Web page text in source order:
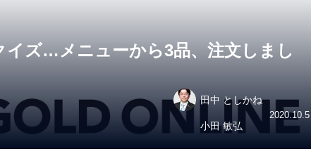
イズ…メニューから3品、注文しまし
田中 としかね
小田 敏弘
2020.10.5